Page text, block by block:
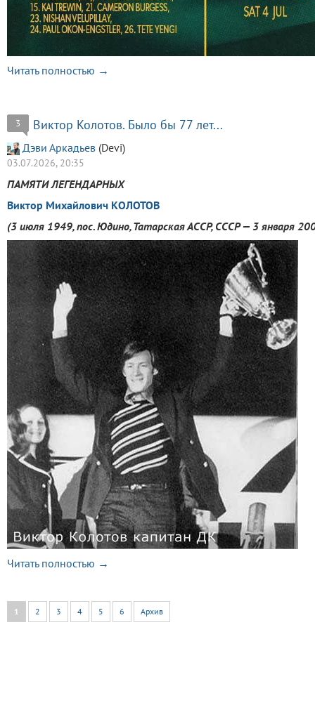
Читать полностью →
3 Виктор Колотов. Было бы 77 лет...
Дэви Аркадьев (Devi)
03.07.2026, 20:35
ПАМЯТИ ЛЕГЕНДАРНЫХ
Виктор Михайлович КОЛОТОВ
(3 июля 1949, пос. Юдино, Татарская АССР, СССР — 3 января
Читать полностью →
1 2 3 4 5 6 Архив